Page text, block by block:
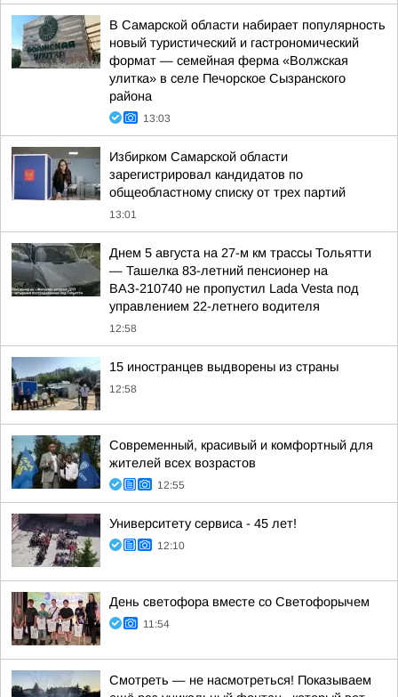
В Самарской области набирает популярность
новый туристический и гастрономический
формат — семейная ферма «Волжская
улитка» в селе Печорское Сызранского
района
13:03
Избирком Самарской области
зарегистрировал кандидатов по
общеобластному списку от трех партий
13:01
Днем 5 августа на 27-м км трассы Тольятти
— Ташелка 83-летний пенсионер на
ВАЗ-210740 не пропустил Lada Vesta под
управлением 22-летнего водителя
12:58
15 иностранцев выдворены из страны
12:58
Современный, красивый и комфортный для
жителей всех возрастов
12:55
Университету сервиса - 45 лет!
12:10
День светофора вместе со Светофорычем
11:54
Смотреть — не насмотреться! Показываем